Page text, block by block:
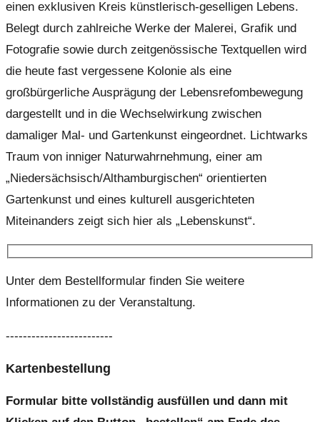
einen exklusiven Kreis künstlerisch-geselligen Lebens.
Belegt durch zahlreiche Werke der Malerei, Grafik und
Fotografie sowie durch zeitgenössische Textquellen wird
die heute fast vergessene Kolonie als eine
großbürgerliche Ausprägung der Lebensrefombewegung
dargestellt und in die Wechselwirkung zwischen
damaliger Mal- und Gartenkunst eingeordnet. Lichtwarks
Traum von inniger Naturwahrnehmung, einer am
„Niedersächsisch/Althamburgischen“ orientierten
Gartenkunst und eines kulturell ausgerichteten
Miteinanders zeigt sich hier als „Lebenskunst“.
Unter dem Bestellformular finden Sie weitere
Informationen zu der Veranstaltung.
-------------------------
Kartenbestellung
Formular bitte vollständig ausfüllen und dann mit